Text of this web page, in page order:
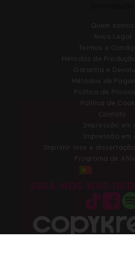
Quem somos
Aviso Legal
Termos e
Métodos de
Garantia e
Métodos de
Política de
Política de
Contato
Impressão em
Impressão em
Imprimir tese e
Programa de
SIGA-NOS NAS